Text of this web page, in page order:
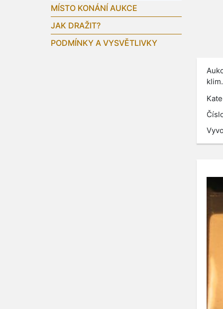
MÍSTO KONÁNÍ AUKCE
JAK DRAŽIT?
PODMÍNKY A VYSVĚTLIVKY